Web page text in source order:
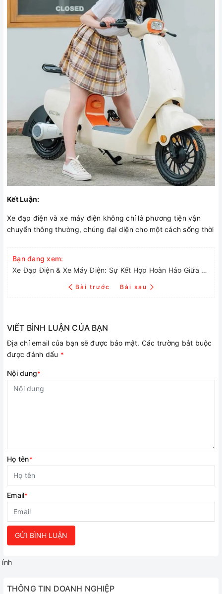
Kết Luận:
Xe đạp điện và xe máy điện không chỉ là phương tiện vận
chuyển thông thường, chúng đại diện cho một cách sống thời
Bạn đang xem:
Xe Đạp Điện & Xe Máy Điện: Sự Kết Hợp Hoàn Hảo Giữa Thời Trang và Hiệu Suất
Bài trước Bài sau
VIẾT BÌNH LUẬN CỦA BẠN
Địa chỉ email của bạn sẽ được bảo mật. Các trường bắt buộc
được đánh dấu *
Nội dung*
Họ tên*
Email*
GỬI BÌNH LUẬN
ính
THÔNG TIN DOANH NGHIỆP